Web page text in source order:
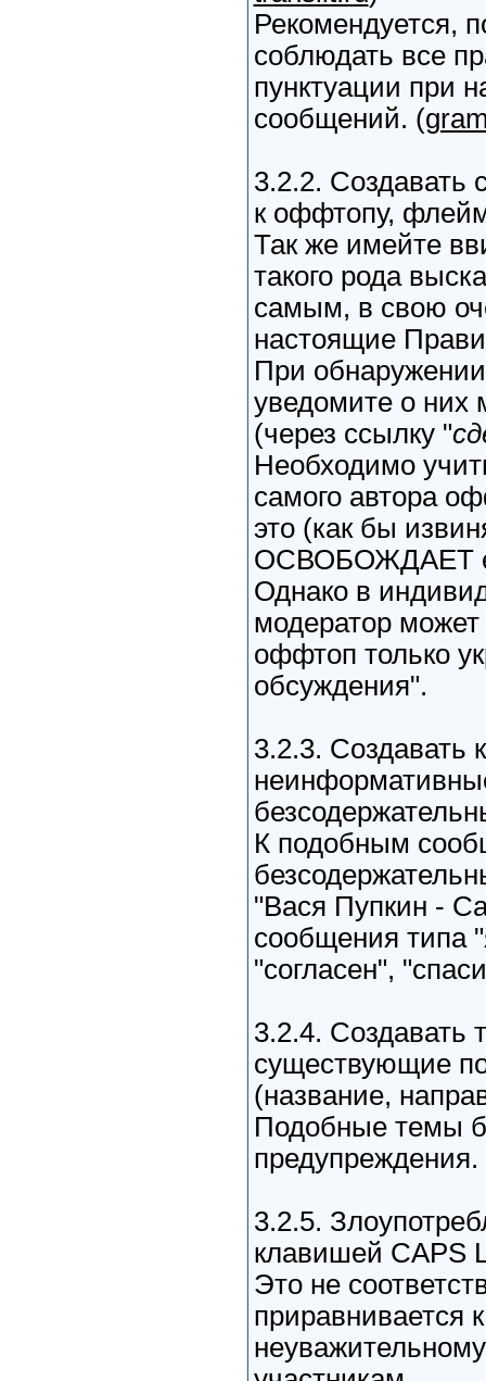
Рекомендуется,
соблюдать все
пунктуации при
сообщений. (
3.2.2. Создавать
к оффтопу,
Так же имейте
такого рода
самым, в свою
настоящие
При
уведомите о них
(через ссылку "
Необходимо
самого автора
это (как бы
ОСВОБОЖДАЕТ
Однако в
модератор
оффтоп только
обсуждения".
3.2.3. Создавать
К подобным
"Вася Пупкин -
сообщения типа
"согласен",
3.2.4.
существующие
(название,
Подобные темы
предупреждения.
3.2.5.
клавишей CAPS
Это не
приравнивается